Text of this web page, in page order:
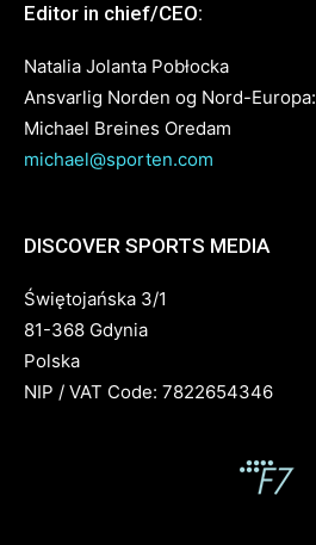
Editor in chief/CEO:
Natalia Jolanta Pobłocka
Ansvarlig Norden og Nord-Europa:
Michael Breines Oredam
michael@sporten.com
DISCOVER SPORTS MEDIA
Świętojańska 3/1
81-368 Gdynia
Polska
NIP / VAT Code: 7822654346